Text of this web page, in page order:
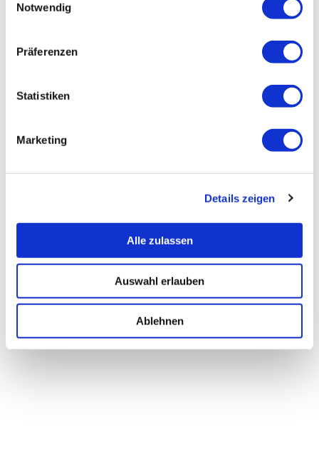
Notwendig
Präferenzen
Statistiken
Marketing
Details zeigen
Alle zulassen
Auswahl erlauben
Ablehnen